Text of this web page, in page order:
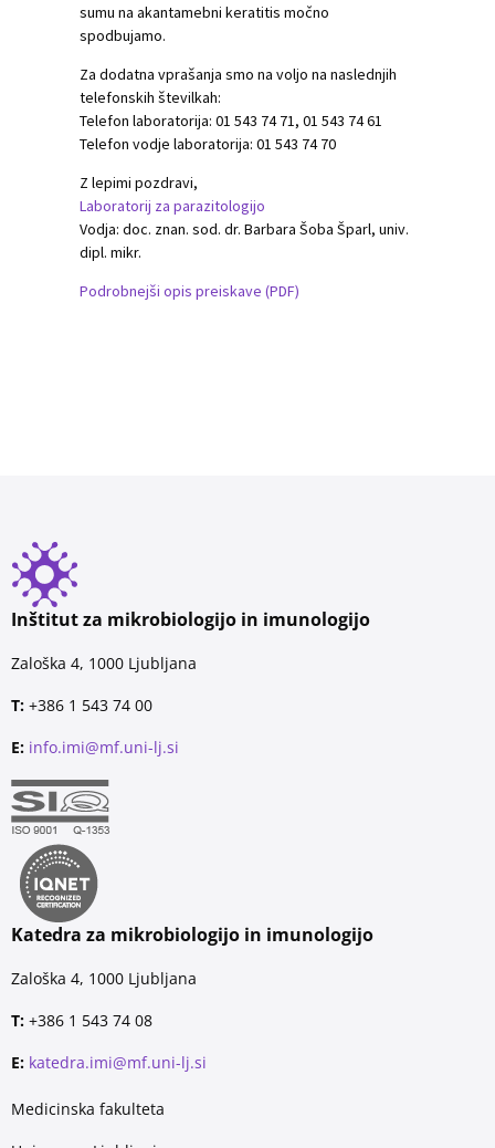
sumu na akantamebni keratitis močno
spodbujamo.
Za dodatna vprašanja smo na voljo na naslednjih
telefonskih številkah:
Telefon laboratorija: 01 543 74 71, 01 543 74 61
Telefon vodje laboratorija: 01 543 74 70
Z lepimi pozdravi,
Laboratorij za parazitologijo
Vodja: doc. znan. sod. dr. Barbara Šoba Šparl, univ.
dipl. mikr.
Podrobnejši opis preiskave (PDF)
Inštitut za mikrobiologijo in imunologijo
Zaloška 4, 1000 Ljubljana
T: +386 1 543 74 00
E: info.imi@mf.uni-lj.si
Katedra za mikrobiologijo in imunologijo
Zaloška 4, 1000 Ljubljana
T: +386 1 543 74 08
E: katedra.imi@mf.uni-lj.si
Medicinska fakulteta